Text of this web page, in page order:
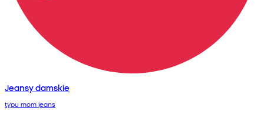
Jeansy damskie
typu mom jeans